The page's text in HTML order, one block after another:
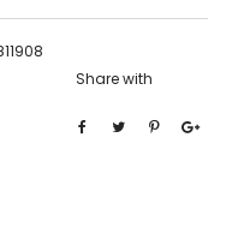
Share with